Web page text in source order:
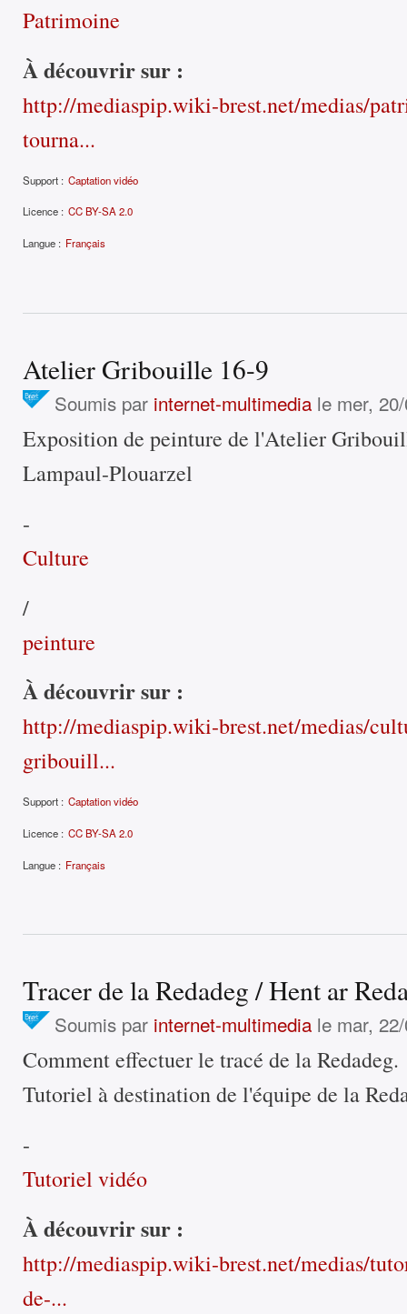
Patrimoine
À découvrir sur :
http://mediaspip.wiki-brest.net/medias/
tourna...
Support : Captation vidéo
Licence : CC BY-SA 2.0
Langue : Français
Atelier Gribouille 16-9
Soumis par internet-multimedia le mer,
Exposition de peinture de l'Atelier
Lampaul-Plouarzel
-
Culture
/
peinture
À découvrir sur :
http://mediaspip.wiki-brest.net/medias/
gribouill...
Support : Captation vidéo
Licence : CC BY-SA 2.0
Langue : Français
Tracer de la Redadeg / Hent ar
Soumis par internet-multimedia le mar,
Comment effectuer le tracé de la Redadeg.
Tutoriel à destination de l'équipe de la
-
Tutoriel vidéo
À découvrir sur :
http://mediaspip.wiki-brest.net/medias/
de-...